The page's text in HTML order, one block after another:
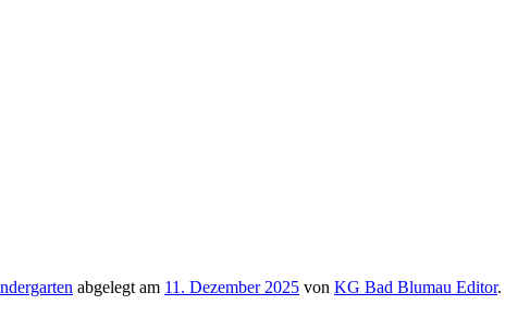
abgelegt am 11. Dezember 2025 von KG Bad Blumau Editor.